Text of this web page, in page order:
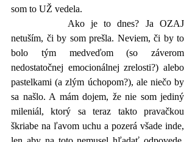
som to UŽ vedela.
netuším, či by som prešla. Neviem, či by to
bolo tým medveďom (so záverom
nedostatočnej emocionálnej zrelosti?) alebo
pastelkami (a zlým úchopom?), ale niečo by
sa našlo. A mám dojem, že nie som jediný
mileniál, ktorý sa teraz takto pravačkou
škriabe na ľavom uchu a pozerá všade inde,